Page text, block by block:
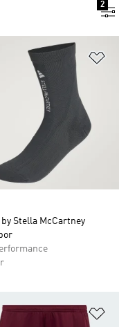
2
önskelistan
Stella McCartney
önskelistan